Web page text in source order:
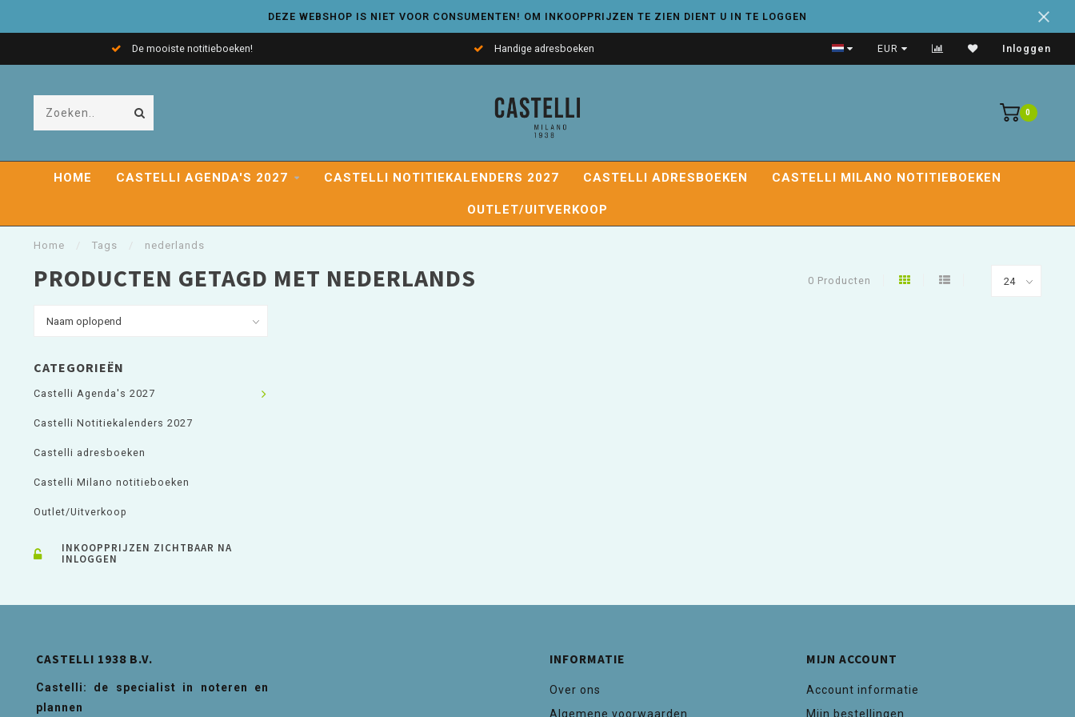
DEZE WEBSHOP IS NIET VOOR CONSUMENTEN! OM INKOOPPRIJZEN TE ZIEN DIENT U IN TE LOGGEN
De mooiste notitieboeken! Handige adresboeken Leuke leeslampjes!
EUR Inloggen
0
HOME CASTELLI AGENDA'S 2027 CASTELLI NOTITIEKALENDERS 2027 CASTELLI ADRESBOEKEN CASTELLI MILANO NOTITIEBOEKEN
OUTLET/UITVERKOOP
Home Tags nederlands
PRODUCTEN GETAGD MET NEDERLANDS 0 Producten
CATEGORIEËN
Castelli Agenda's 2027
Castelli Notitiekalenders 2027
Castelli adresboeken
Castelli Milano notitieboeken
Outlet/Uitverkoop
INKOOPPRIJZEN ZICHTBAAR NA
INLOGGEN
CASTELLI 1938 B.V.
Castelli: de specialist in noteren en
plannen
INFORMATIE
Over ons
Algemene voorwaarden
MIJN ACCOUNT
Account informatie
Mijn bestellingen